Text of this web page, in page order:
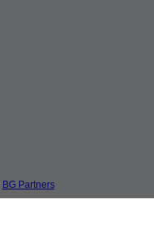
BG Partners